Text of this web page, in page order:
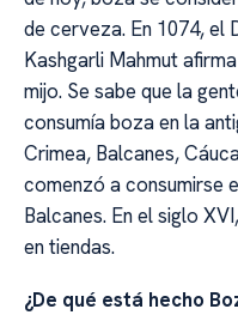
de cerveza. En 1074, el
Kashgarli Mahmut
mijo. Se sabe que la
consumía boza en la
Crimea, Balcanes,
comenzó a consumirse
Balcanes. En el siglo
en tiendas.
¿De qué está hecho